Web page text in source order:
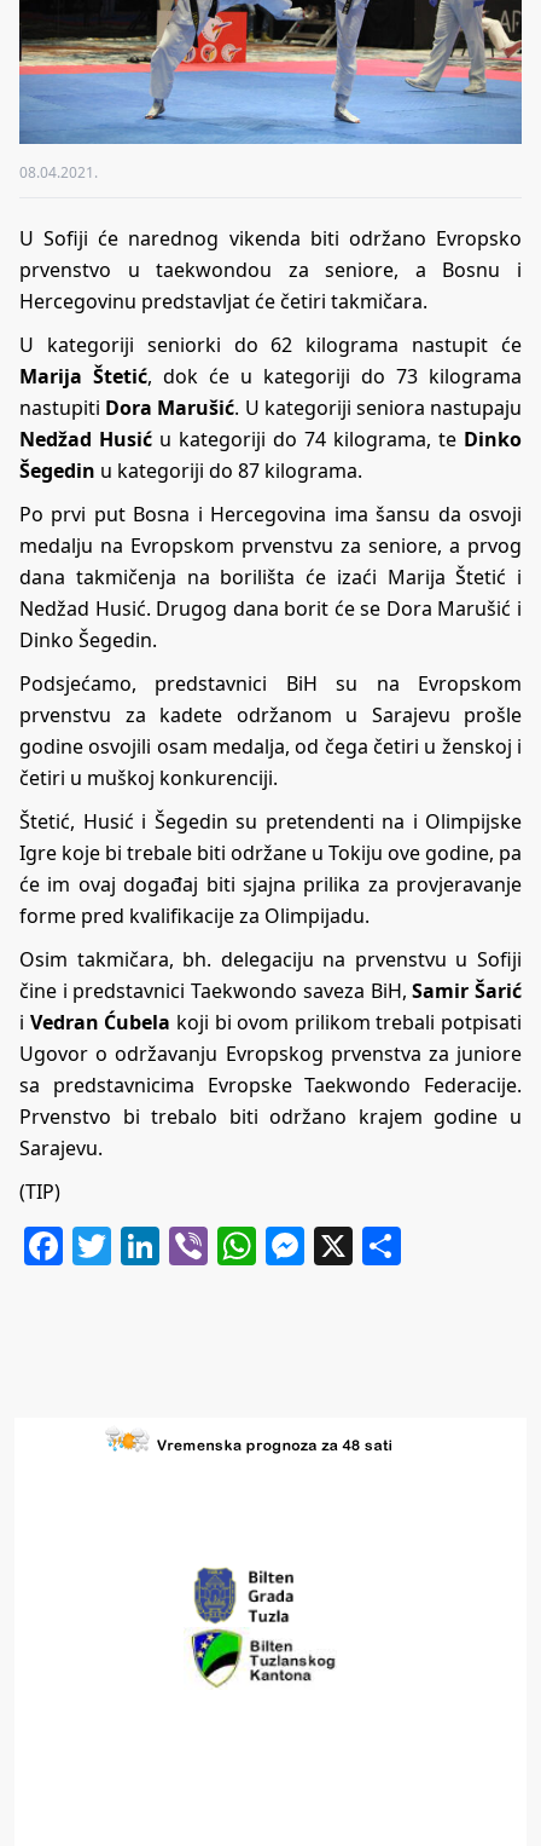
08.04.2021.
U Sofiji će narednog vikenda biti održano Evropsko
prvenstvo u taekwondou za seniore, a Bosnu i
Hercegovinu predstavljat će četiri takmičara.
U kategoriji seniorki do 62 kilograma nastupit će
Marija Štetić, dok će u kategoriji do 73 kilograma
nastupiti Dora Marušić. U kategoriji seniora nastupaju
Nedžad Husić u kategoriji do 74 kilograma, te Dinko
Šegedin u kategoriji do 87 kilograma.
Po prvi put Bosna i Hercegovina ima šansu da osvoji
medalju na Evropskom prvenstvu za seniore, a prvog
dana takmičenja na borilišta će izaći Marija Štetić i
Nedžad Husić. Drugog dana borit će se Dora Marušić i
Dinko Šegedin.
Podsjećamo, predstavnici BiH su na Evropskom
prvenstvu za kadete održanom u Sarajevu prošle
godine osvojili osam medalja, od čega četiri u ženskoj i
četiri u muškoj konkurenciji.
Štetić, Husić i Šegedin su pretendenti na i Olimpijske
Igre koje bi trebale biti održane u Tokiju ove godine, pa
će im ovaj događaj biti sjajna prilika za provjeravanje
forme pred kvalifikacije za Olimpijadu.
Osim takmičara, bh. delegaciju na prvenstvu u Sofiji
čine i predstavnici Taekwondo saveza BiH,Samir Šarić
i Vedran Ćubela koji bi ovom prilikom trebali potpisati
Ugovor o održavanju Evropskog prvenstva za juniore
sa predstavnicima Evropske Taekwondo Federacije.
Prvenstvo bi trebalo biti održano krajem godine u
Sarajevu.
(TIP)
Facebook
Twitter
LinkedIn
ViberWhatsApp
Messenger
X